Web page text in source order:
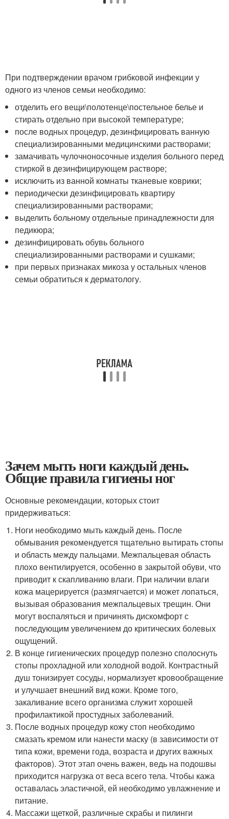
При подтверждении врачом грибковой инфекции у
одного из членов семьи необходимо:
отделить его вещи\полотенце\постельное белье и
стирать отдельно при высокой температуре;
после водных процедур, дезинфицировать ванную
специализированными медицинскими растворами;
замачивать чулочноносочные изделия больного перед
стиркой в дезинфицирующем растворе;
исключить из ванной комнаты тканевые коврики;
периодически дезинфицировать квартиру
специализированными растворами;
выделить больному отдельные принадлежности для
педикюра;
дезинфицировать обувь больного
специализированными растворами и сушками;
при первых признаках микоза у остальных членов
семьи обратиться к дерматологу.
Зачем мыть ноги каждый день.
Общие правила гигиены ног
Основные рекомендации, которых стоит
придерживаться:
Ноги необходимо мыть каждый день. После
обмывания рекомендуется тщательно вытирать стопы
и область между пальцами. Межпальцевая область
плохо вентилируется, особенно в закрытой обуви, что
приводит к скапливанию влаги. При наличии влаги
кожа мацерируется (размягчается) и может лопаться,
вызывая образования межпальцевых трещин. Они
могут воспаляться и причинять дискомфорт с
последующим увеличением до критических болевых
ощущений.
В конце гигиенических процедур полезно сполоснуть
стопы прохладной или холодной водой. Контрастный
душ тонизирует сосуды, нормализует кровообращение
и улучшает внешний вид кожи. Кроме того,
закаливание всего организма служит хорошей
профилактикой простудных заболеваний.
После водных процедур кожу стоп необходимо
смазать кремом или нанести маску (в зависимости от
типа кожи, времени года, возраста и других важных
факторов). Этот этап очень важен, ведь на подошвы
приходится нагрузка от веса всего тела. Чтобы кажа
оставалась эластичной, ей необходимо увлажнение и
питание.
Массажи щеткой, различные скрабы и пилинги